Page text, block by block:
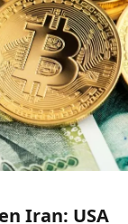
Iran: USA